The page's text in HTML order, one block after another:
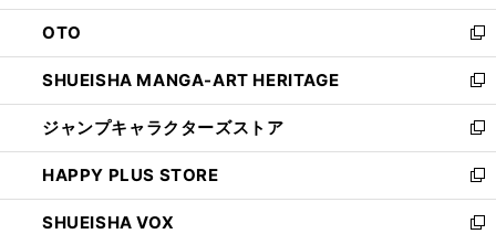
ウ
で
開
く
ン
ド
ウ
で
開
く
OTO
新
し
い
ウ
ィ
ン
ド
ウ
で
SHUEISHA MANGA-ART HERITAGE
新
し
い
ウ
ィ
ン
ド
ジャンプキャラクターズストア
新
し
い
ウ
ィ
HAPPY PLUS STORE
新
し
い
SHUEISHA VOX
新